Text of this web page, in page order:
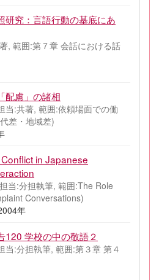
研究：言語行動の基底にあ
, 範囲:第７章 会話における話
配慮」の諸相
当:共著, 範囲:依頼場面での働
差・地域差)
in Japanese
当:分担執筆, 範囲:The Role
Conversations)
年
120 学校の中の敬語２
当:分担執筆, 範囲:第３章 第４